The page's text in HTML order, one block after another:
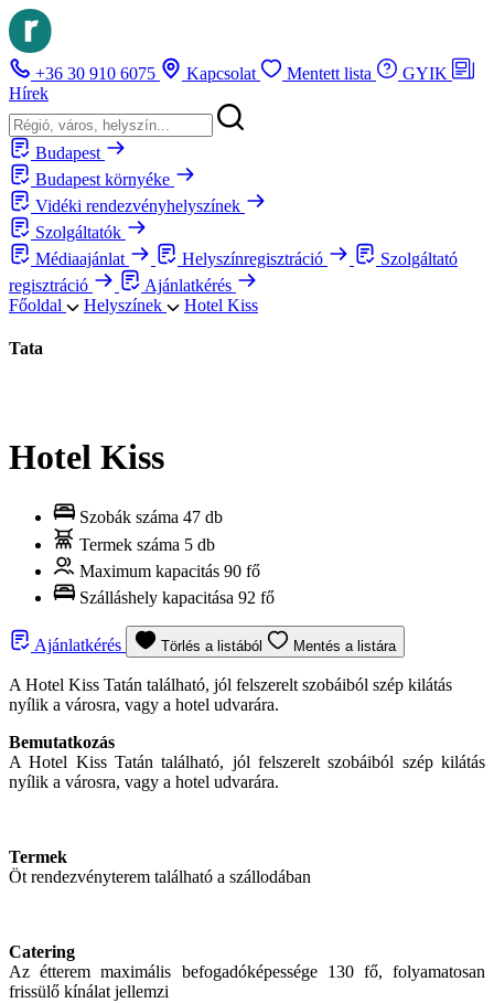
+36 30 910 6075 Kapcsolat Mentett lista
GYIK
Hírek
Budapest
Budapest környéke
Vidéki rendezvényhelyszínek
Szolgáltatók
Médiaajánlat
Helyszínregisztráció
Szolgáltató
regisztráció
Ajánlatkérés
Főoldal
Helyszínek Hotel Kiss
Tata
Hotel Kiss
Szobák száma 47 db
Termek száma 5 db
Maximum kapacitás 90 fő
Szálláshely kapacitása 92 fő
Ajánlatkérés Törlés a listából Mentés a listára
A Hotel Kiss Tatán található, jól felszerelt szobáiból szép kilátás
nyílik a városra, vagy a hotel udvarára.
Bemutatkozás
A Hotel Kiss Tatán található, jól felszerelt szobáiból szép kilátás
nyílik a városra, vagy a hotel udvarára.
Termek
Öt rendezvényterem található a szállodában
Catering
Az étterem maximális befogadóképessége 130 fő, folyamatosan
frissülő kínálat jellemzi